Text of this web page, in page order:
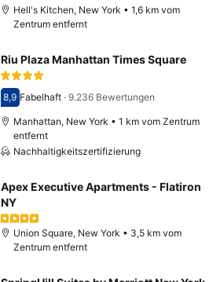
Hell's Kitchen, New York • 1,6 km vom
Zentrum entfernt
Riu Plaza Manhattan Times Square
Bewertet mit 8,9
8,9 Fabelhaft· 9.236 Bewertungen
Manhattan, New York • 1 km vom Zentrum
entfernt
Nachhaltigkeitszertifizierung
Apex Executive Apartments - Flatiron
NY
Union Square, New York • 3,5 km vom
Zentrum entfernt